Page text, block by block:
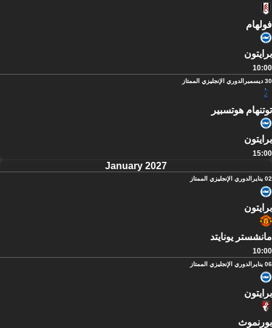
فولهام
برايتون
10:00
30 ديسمبر الدوري الإنجليزي الممتاز
توتنهام هوتسبير
برايتون
15:00
January 2027
02 يناير الدوري الإنجليزي الممتاز
برايتون
مانشستر يونايتد
10:00
06 يناير الدوري الإنجليزي الممتاز
برايتون
بورنموث